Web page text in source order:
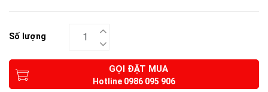
Số lượng
GỌI ĐẶT MUA